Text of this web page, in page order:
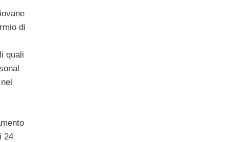
di
quali
24